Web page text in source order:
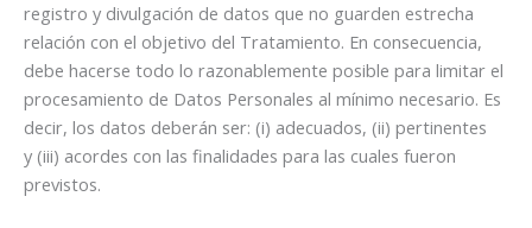
registro y divulgación de datos que no guarden estrecha
relación con el objetivo del Tratamiento. En consecuencia,
debe hacerse todo lo razonablemente posible para limitar el
procesamiento de Datos Personales al mínimo necesario. Es
decir, los datos deberán ser: (i) adecuados, (ii) pertinentes
y (iii) acordes con las finalidades para las cuales fueron
previstos.